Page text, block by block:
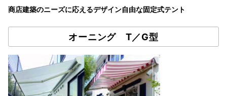
商店建築のニーズに応えるデザイン自由な固定式テント
オーニング T／G型